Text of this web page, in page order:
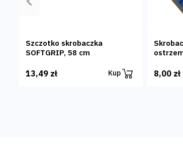
Poprzedni
Szczotko skrobaczka
SOFTGRIP, 58 cm
13,49 zł Kup 8,00 zł